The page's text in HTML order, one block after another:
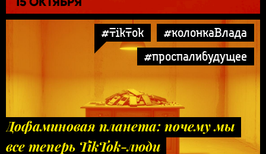
#TikTok
#колонкаВлада
#проспалибудущее
Дофаминовая планета: почему мы
все теперь TikTok-люди